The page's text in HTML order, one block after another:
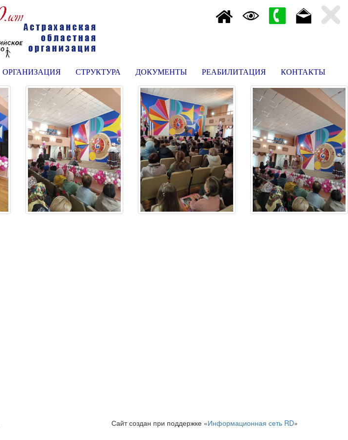
ОРГАНИЗАЦИЯ СТРУКТУРА ДОКУМЕНТЫ РЕАБИЛИТАЦИЯ КОНТАКТЫ
Сайт создан при поддержке «Информационная сеть RD»